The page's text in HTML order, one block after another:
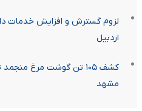
لزوم گسترش و افزایش خدمات
اردبیل
کشف ۱۰۵ تن گوشت مرغ
مشهد